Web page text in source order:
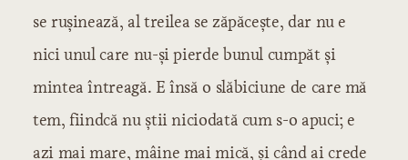
se rușinează, al treilea se zăpăcește, dar nu e
nici unul care nu-și pierde bunul cumpăt și
mintea întreagă. E însă o slăbiciune de care mă
tem, fiindcă nu știi niciodată cum s-o apuci; e
azi mai mare, mâine mai mică, și când ai crede